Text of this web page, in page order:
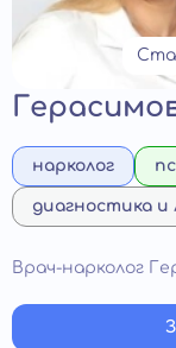
нарколог
диагностика и
Врач-нарколог